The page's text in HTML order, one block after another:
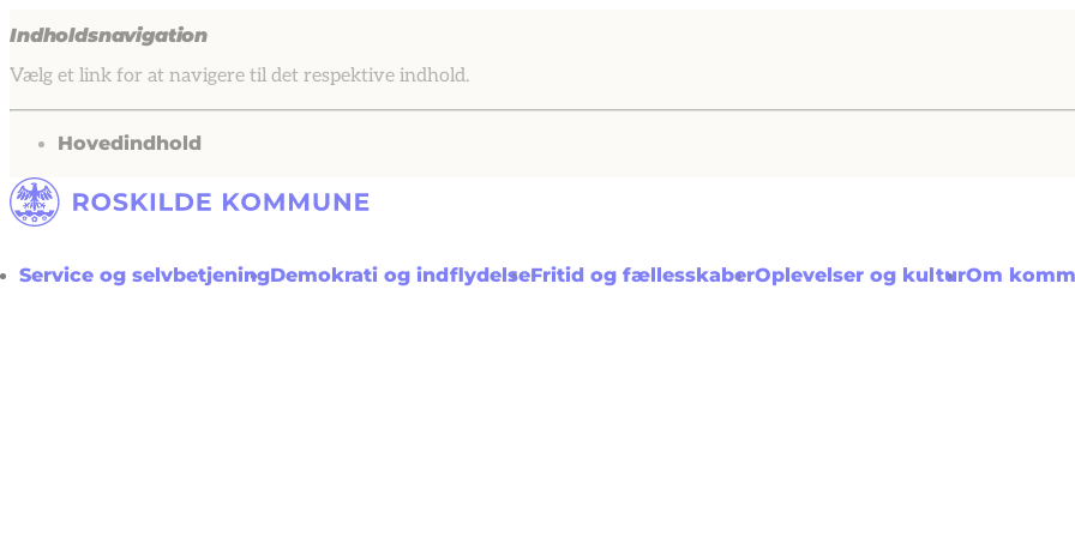
Indholdsnavigation
Vælg et link for at navigere til det respektive indhold.
gå til
Hovedindhold
Service og selvbetjeningDemokrati og indflydelseFritid og fællesskaberOplevelser og kulturOm